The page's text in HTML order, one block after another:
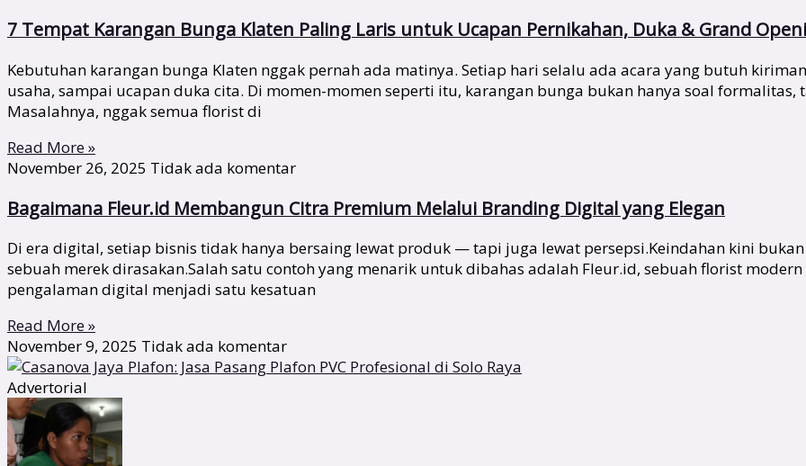
7 Tempat Karangan Bunga Klaten Paling Laris untuk Ucapan Pernikahan, Duka & Grand
Kebutuhan karangan bunga Klaten nggak pernah ada matinya. Setiap hari selalu ada acara yang butuh
usaha, sampai ucapan duka cita. Di momen-momen seperti itu, karangan bunga bukan hanya soal
Masalahnya, nggak semua florist di
Read More »
November 26, 2025 Tidak ada komentar
Bagaimana Fleur.id Membangun Citra Premium Melalui Branding Digital yang Elegan
Di era digital, setiap bisnis tidak hanya bersaing lewat produk — tapi juga lewat persepsi.Keindahan kini
sebuah merek dirasakan.Salah satu contoh yang menarik untuk dibahas adalah Fleur.id, sebuah florist
pengalaman digital menjadi satu kesatuan
Read More »
November 9, 2025 Tidak ada komentar
Advertorial